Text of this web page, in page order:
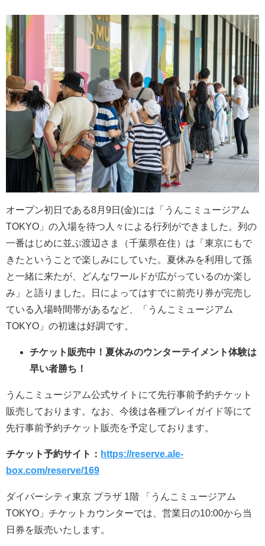
オープン初日である8月9日(金)には「うんこミュージアム
TOKYO」の入場を待つ人々による行列ができました。列の
一番はじめに並ぶ渡辺さま（千葉県在住）は「東京にもで
きたということで楽しみにしていた。夏休みを利用して孫
と一緒に来たが、どんなワールドが広がっているのか楽し
み」と語りました。日によってはすでに前売り券が完売し
ている入場時間帯があるなど、「うんこミュージアム
TOKYO」の初速は好調です。
チケット販売中！夏休みのウンターテイメント体験は
早い者勝ち！
うんこミュージアム公式サイトにて先行事前予約チケット
販売しております。なお、今後は各種プレイガイド等にて
先行事前予約チケット販売を予定しております。
チケット予約サイト： https://reserve.ale-
box.com/reserve/169
ダイバーシティ東京 プラザ 1階 「うんこミュージアム
TOKYO」チケットカウンターでは、営業日の10:00から当
日券を販売いたします。